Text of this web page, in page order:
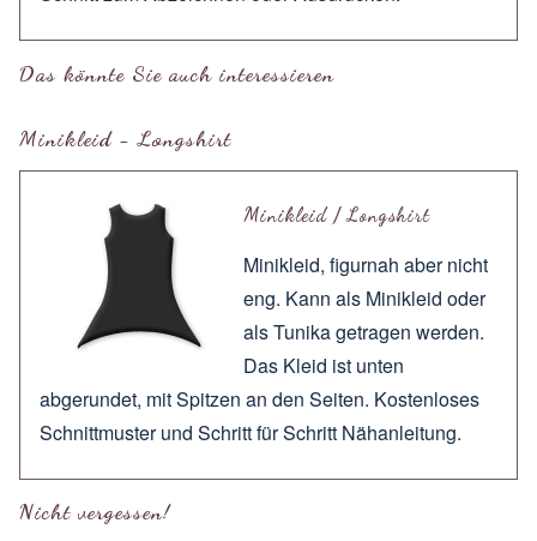
Das könnte Sie auch interessieren
Minikleid - Longshirt
Minikleid / Longshirt
Minikleid, figurnah aber nicht
eng. Kann als Minikleid oder
als Tunika getragen werden.
Das Kleid ist unten
abgerundet, mit Spitzen an den Seiten. Kostenloses
Schnittmuster und Schritt für Schritt Nähanleitung.
Nicht vergessen!